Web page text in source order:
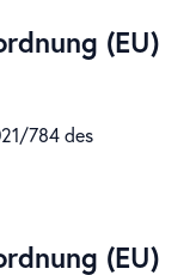
(EU)
784 des
(EU)